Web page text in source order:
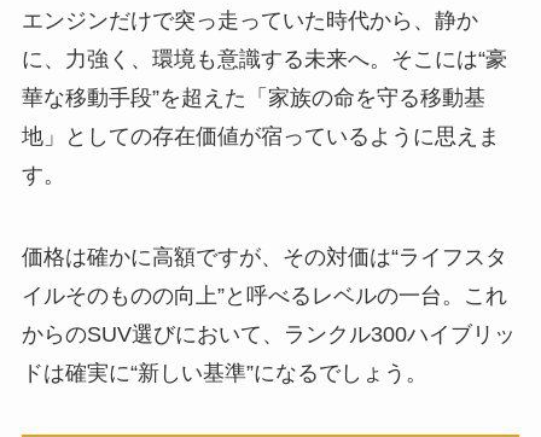
エンジンだけで突っ走っていた時代から、静か
に、力強く、環境も意識する未来へ。そこには“豪
華な移動手段”を超えた「家族の命を守る移動基
地」としての存在価値が宿っているように思えま
す。
価格は確かに高額ですが、その対価は“ライフスタ
イルそのものの向上”と呼べるレベルの一台。これ
からのSUV選びにおいて、ランクル300ハイブリッ
ドは確実に“新しい基準”になるでしょう。